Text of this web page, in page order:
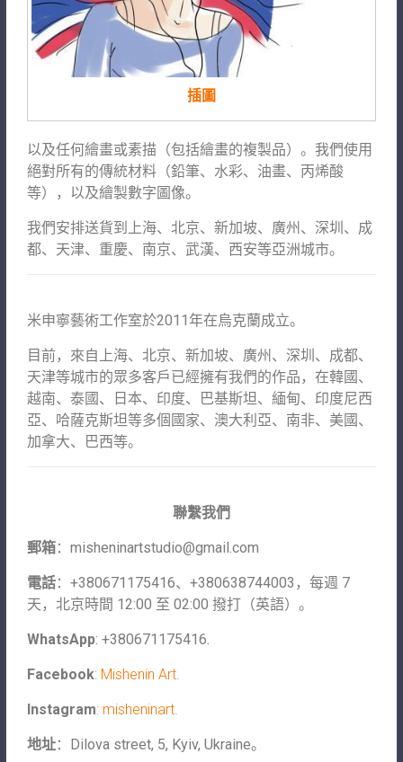
插圖
以及任何繪畫或素描（包括繪畫的複製品）。我們使用
絕對所有的傳統材料（鉛筆、水彩、油畫、丙烯酸
等），以及繪製數字圖像。
我們安排送貨到上海、北京、新加坡、廣州、深圳、成
都、天津、重慶、南京、武漢、西安等亞洲城市。
米申寧藝術工作室於2011年在烏克蘭成立。
目前，來自上海、北京、新加坡、廣州、深圳、成都、
天津等城市的眾多客戶已經擁有我們的作品，在韓國、
越南、泰國、日本、印度、巴基斯坦、緬甸、印度尼西
亞、哈薩克斯坦等多個國家、澳大利亞、南非、美國、
加拿大、巴西等。
聯繫我們
郵箱： misheninartstudio@gmail.com
電話：+380671175416、+380638744003，每週 7
天，北京時間 12:00 至 02:00 撥打（英語）。
WhatsApp: +380671175416.
Facebook: Mishenin Art.
Instagram: misheninart.
地址：Dilova street, 5, Kyiv, Ukraine。